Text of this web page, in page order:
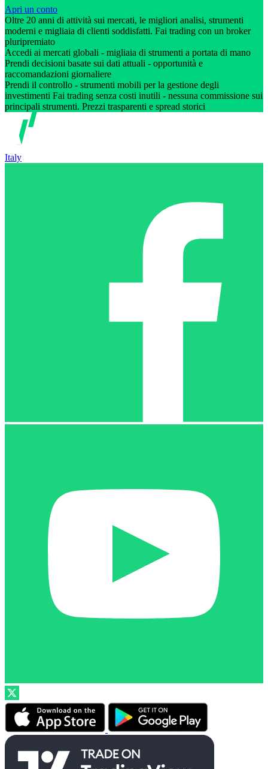
Apri un conto
Oltre 20 anni di attività sui mercati, le migliori analisi, strumenti
moderni e migliaia di clienti soddisfatti. Fai trading con un broker
pluripremiato
Accedi ai mercati globali - migliaia di strumenti a portata di mano
Prendi decisioni basate sui dati attuali - opportunità e
raccomandazioni giornaliere
Prendi il controllo - strumenti mobili per la gestione degli
investimenti Fai trading senza costi inutili - nessuna commissione sui
principali strumenti. Prezzi trasparenti e spread storici
Italy